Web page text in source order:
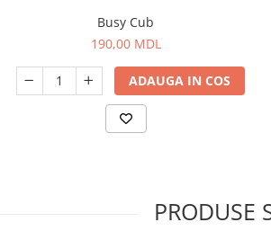
Busy Cub
190,00 MDL
ADAUGA IN COS
PRODUSE